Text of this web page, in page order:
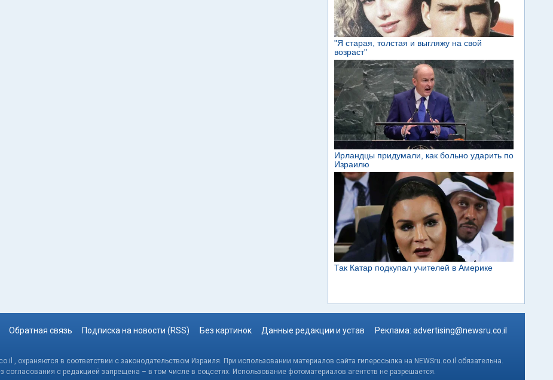
Обратная связь Подписка на новости (RSS) Без картинок Данные редакции и устав Реклама: advertising@newsru.co.il
, охраняются в соответствии с законодательством Израиля. При использовании материалов сайта гиперссылка на NEWSru.co.il обязательна.
согласования с редакцией запрещена – в том числе в соцсетях. Использование фотоматериалов агентств не разрешается.